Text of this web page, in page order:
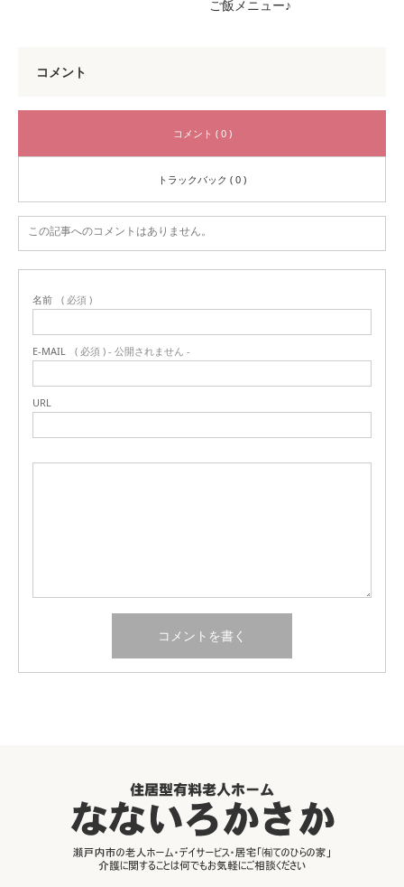
ご飯メニュー♪
コメント
コメント ( 0 )
トラックバック ( 0 )
この記事へのコメントはありません。
名前 ( 必須 )
E-MAIL ( 必須 ) - 公開されません -
URL